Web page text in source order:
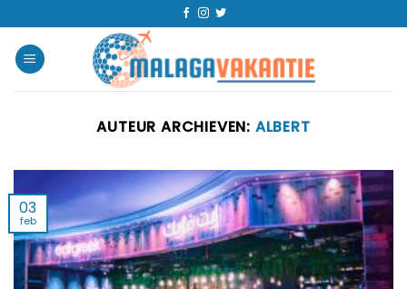
AUTEUR ARCHIEVEN: ALBERT
03
feb